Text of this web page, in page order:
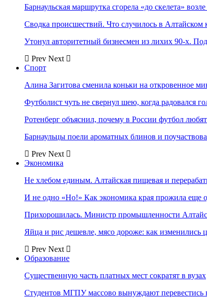
Барнаульская маршрутка сгорела «до скелета»
Сводка происшествий. Что случилось в Алтайском
Утонул авторитетный бизнесмен из лихих 90-х.
Prev Next
Спорт
Алина Загитова сменила коньки на откровенное
Футболист чуть не свернул шею, когда радовался
Ротенберг объяснил, почему в России футбол
Барнаульцы поели ароматных блинов и
Prev Next
Экономика
Не хлебом единым. Алтайская пищевая и
И не одно «Но!» Как экономика края прожила еще
Прихорошилась. Министр промышленности
Яйца и рис дешевле, мясо дороже: как
Prev Next
Образование
Существенную часть платных мест сократят в вузах
Студентов МГПУ массово вынуждают